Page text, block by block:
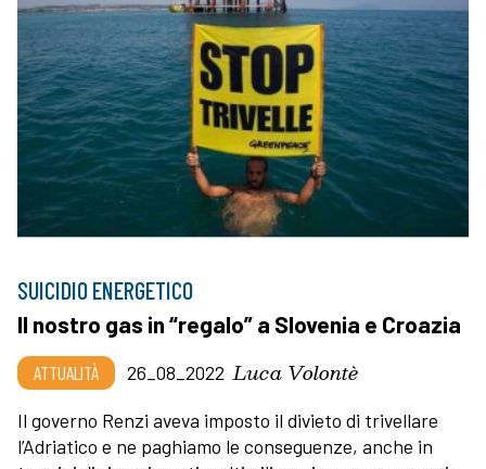
SUICIDIO ENERGETICO
Il nostro gas in “regalo” a Slovenia e Croazia
ATTUALITÀ 26_08_2022 Luca Volontè
Il governo Renzi aveva imposto il divieto di trivellare
l’Adriatico e ne paghiamo le conseguenze, anche in